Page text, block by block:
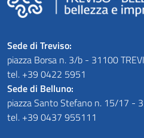
Sede di Treviso:
piazza Borsa n. 3/b - 31100
tel. +39 0422 5951
Sede di Belluno:
piazza Santo Stefano n. 15/17 -
tel. +39 0437 955111